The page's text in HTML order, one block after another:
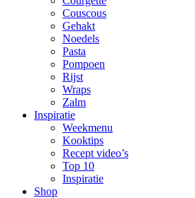
Couscous
Gehakt
Noedels
Pasta
Pompoen
Rijst
Wraps
Zalm
Inspiratie
Weekmenu
Kooktips
Recept video’s
Top 10
Inspiratie
Shop